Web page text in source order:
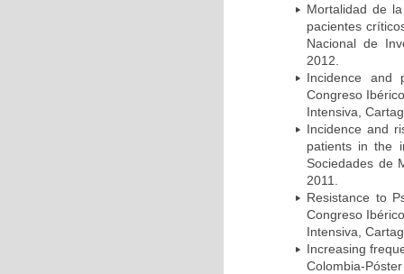
Mortalidad de
pacientes
Nacional de
2012.
Incidence and
Congreso
Intensiva,
Incidence and
patients in the
Sociedades de
2011.
Resistance to
Congreso
Intensiva,
Increasing
Colombia-